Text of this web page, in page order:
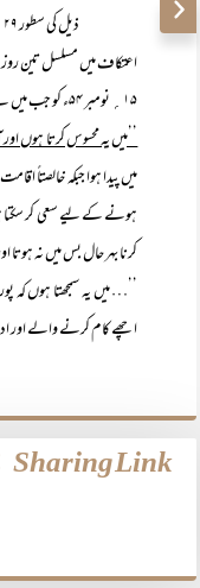
اعتکاف میں مسلسل تین روز
۱۵؍ نومبر ۵۴ء کو جب میں نے جماعت کی رکنیت کے لیے درخواست تحریر کی تو جماعت کے بارے میں میرا نقطہ ٔ نظر یہ تھا:
’’میں یہ محسوس کرتا ہوں
میں پیدا ہوا جبکہ
ہونے کے لیے سعی کر سکتا
کرنا بہر حال بس میں نہ
’’… میں یہ سمجھتا ہوں
اچھے کام کرنے والے اور
Sharing Link